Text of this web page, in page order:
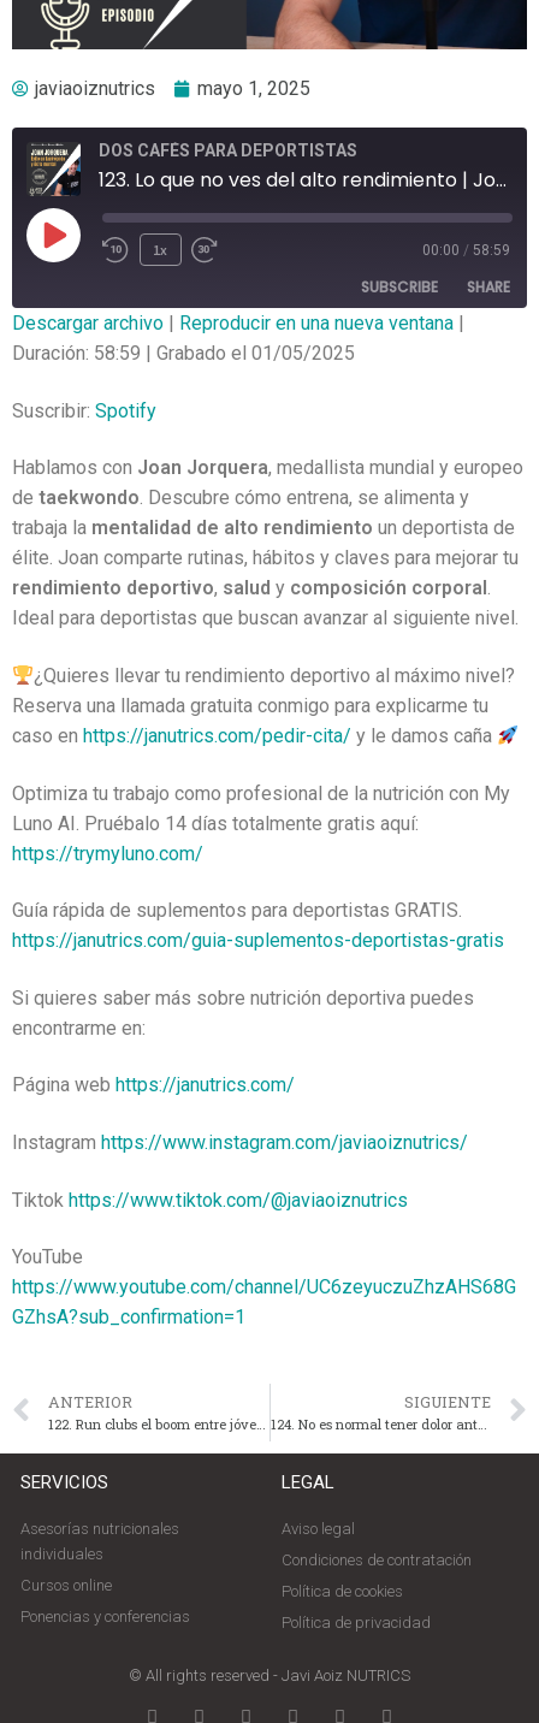
javiaoiznutrics mayo 1, 2025
DOS CAFÉS PARA DEPORTISTAS
123. Lo que no ves del alto rendimiento | Joan Jorquera lo cuenta TODO
1x 00:00 / 58:59
SUBSCRIBE SHARE
Spotify
RSS FEED
SHARE
LINK
EMBED
Descargar archivo | Reproducir en una nueva ventana |
Duración: 58:59 | Grabado el 01/05/2025
Suscribir: Spotify
Hablamos con Joan Jorquera, medallista mundial y europeo
de taekwondo. Descubre cómo entrena, se alimenta y
trabaja la mentalidad de alto rendimiento un deportista de
élite. Joan comparte rutinas, hábitos y claves para mejorar tu
rendimiento deportivo, salud y composición corporal .
Ideal para deportistas que buscan avanzar al siguiente nivel.
¿Quieres llevar tu rendimiento deportivo al máximo nivel?
Reserva una llamada gratuita conmigo para explicarme tu
caso en https://janutrics.com/pedir-cita/ y le damos caña
Optimiza tu trabajo como profesional de la nutrición con My
Luno AI. Pruébalo 14 días totalmente gratis aquí:
https://trymyluno.com/
Guía rápida de suplementos para deportistas GRATIS.
https://janutrics.com/guia-suplementos-deportistas-gratis
Si quieres saber más sobre nutrición deportiva puedes
encontrarme en:
Página web https://janutrics.com/
Instagram https://www.instagram.com/javiaoiznutrics/
Tiktok https://www.tiktok.com/@javiaoiznutrics
YouTube
https://www.youtube.com/channel/UC6zeyuczuZhzAHS68G
GZhsA?sub_confirmation=1
ANTERIOR
122. Run clubs el boom entre jóvenes con Laura Frigola y Berta Gracia
SIGUIENTE
124. No es normal tener dolor antes o durante la menstruación. Puri Alcalá
SERVICIOS
Asesorías nutricionales
individuales
Cursos online
Ponencias y conferencias
LEGAL
Aviso legal
Condiciones de contratación
Política de cookies
Política de privacidad
© All rights reserved - Javi Aoiz NUTRICS